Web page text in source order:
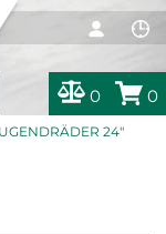
0 0
24"